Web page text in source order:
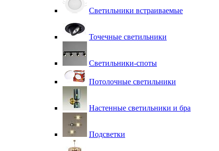
Светильники встраиваемые
Точечные светильники
Светильники-споты
Потолочные светильники
Настенные светильники и бра
Подсветки